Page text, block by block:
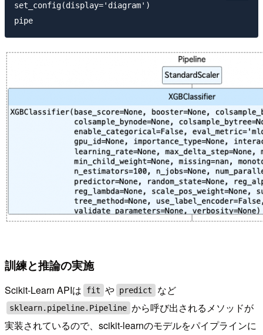
set_config(display='diagram')
訓練と推論の実施
Scikit-Learn APIは fit や predict など
sklearn.pipeline.Pipeline から呼び出されるメソッドが
実装されているので、scikit-learnのモデルをパイプラインに